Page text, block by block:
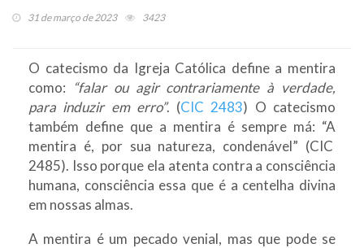
31 de março de 2023 3423
O catecismo da Igreja Católica define a mentira
como:
“falar ou agir contrariamente à verdade,
para induzir em erro”. (CIC 2483) O catecismo
também define que a mentira é sempre má: “A
mentira é, por sua natureza, condenável” (CIC
2485). Isso porque ela atenta contra a consciência
humana, consciência essa que é a centelha divina
em nossas almas.
A mentira é um pecado venial, mas que pode se